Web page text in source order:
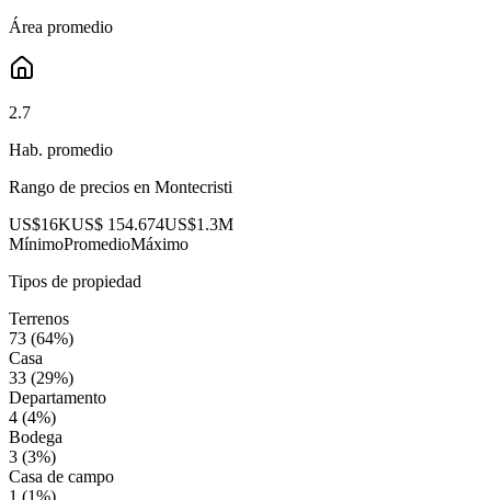
Área promedio
2.7
Hab. promedio
Rango de precios en Montecristi
US$16KUS$ 154.674US$1.3M
MínimoPromedioMáximo
Tipos de propiedad
Terrenos
73 (64%)
Casa
33 (29%)
Departamento
4 (4%)
Bodega
3 (3%)
Casa de campo
1 (1%)